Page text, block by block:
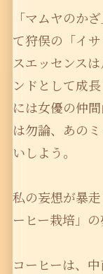
「マムヤのか
て狩俣の「イ
スエッセンス
ンドとして成
には女優の仲
は勿論、あの
いしよう。
私の妄想が暴
ーヒー栽培」
コーヒーは、